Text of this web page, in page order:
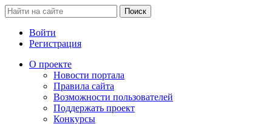
Войти
Регистрация
О проекте
Новости портала
Правила сайта
Возможности пользователей
Поддержать проект
Конкурсы